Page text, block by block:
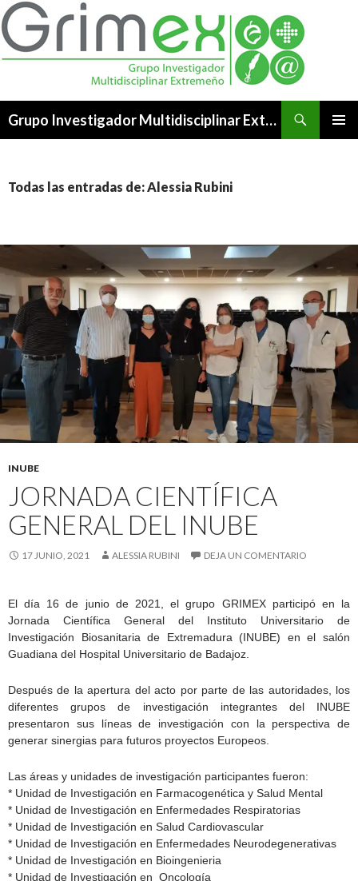
Grupo Investigador Multidisciplinar Extremeño
Todas las entradas de: Alessia Rubini
INUBE
JORNADA CIENTÍFICA
GENERAL DEL INUBE
17 JUNIO, 2021 ALESSIA RUBINI DEJA UN COMENTARIO
El día 16 de junio de 2021, el grupo GRIMEX participó en la
Jornada Científica General del Instituto Universitario de
Investigación Biosanitaria de Extremadura (INUBE) en el salón
Guadiana del Hospital Universitario de Badajoz.
Después de la apertura del acto por parte de las autoridades, los
diferentes grupos de investigación integrantes del INUBE
presentaron sus líneas de investigación con la perspectiva de
generar sinergias para futuros proyectos Europeos.
Las áreas y unidades de investigación participantes fueron:
* Unidad de Investigación en Farmacogenética y Salud Mental
* Unidad de Investigación en Enfermedades Respiratorias
* Unidad de Investigación en Salud Cardiovascular
* Unidad de Investigación en Enfermedades Neurodegenerativas
* Unidad de Investigación en Bioingenieria
* Unidad de Investigación en Oncología